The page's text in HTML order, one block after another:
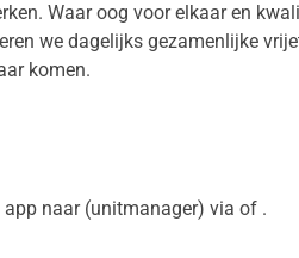
Waar oog voor elkaar en
we dagelijks gezamenlijke
komen.
naar (unitmanager) via of .